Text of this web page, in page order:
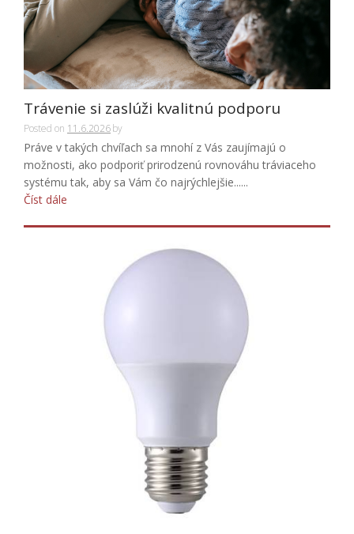
Trávenie si zaslúži kvalitnú podporu
Posted on 11.6.2026by
Práve v takých chvíľach sa mnohí z Vás zaujímajú o
možnosti, ako podporiť prirodzenú rovnováhu tráviaceho
systému tak, aby sa Vám čo najrýchlejšie......
Číst dále